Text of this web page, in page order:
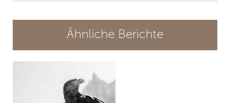
Ähnliche Berichte